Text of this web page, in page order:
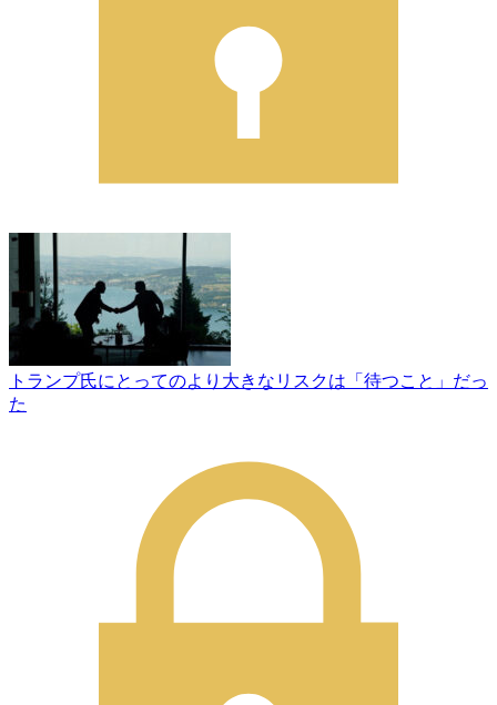
トランプ氏にとってのより大きなリスクは「待つこと」だっ
た